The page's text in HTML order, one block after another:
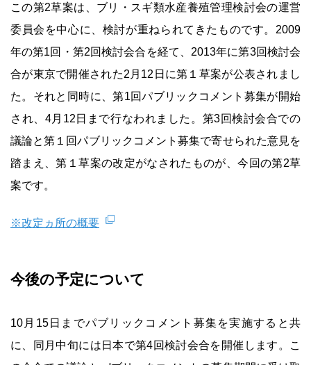
この第2草案は、ブリ・スギ類水産養殖管理検討会の運営
委員会を中心に、検討が重ねられてきたものです。2009
年の第1回・第2回検討会合を経て、2013年に第3回検討会
合が東京で開催された2月12日に第１草案が公表されまし
た。それと同時に、第1回パブリックコメント募集が開始
され、4月12日まで行なわれました。第3回検討会合での
議論と第１回パブリックコメント募集で寄せられた意見を
踏まえ、第１草案の改定がなされたものが、今回の第2草
案です。
※改定ヵ所の概要
今後の予定について
10月15日までパブリックコメント募集を実施すると共
に、同月中旬には日本で第4回検討会合を開催します。こ